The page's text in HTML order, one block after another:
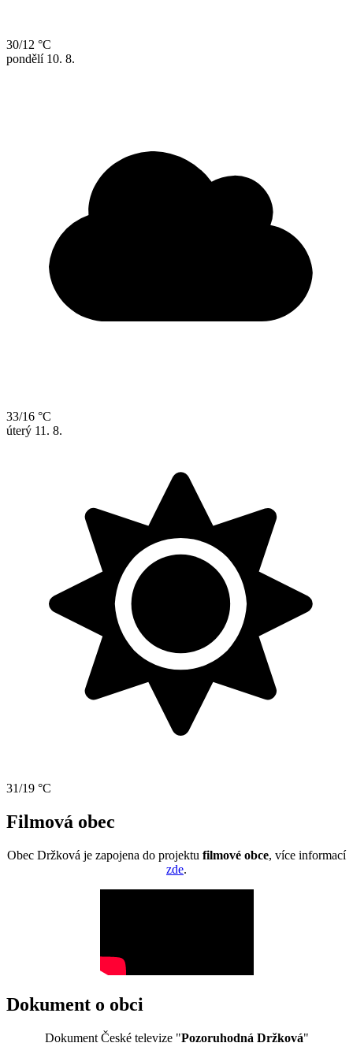
30/12 °C
pondělí 10. 8.
33/16 °C
úterý 11. 8.
31/19 °C
Filmová obec
Obec Držková je zapojena do projektu filmové obce, více informací
zde.
Dokument o obci
Dokument České televize "Pozoruhodná Držková"